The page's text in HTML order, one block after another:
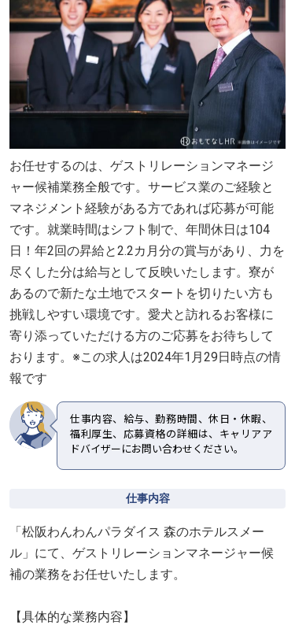
お任せするのは、ゲストリレーションマネージ
ャー候補業務全般です。サービス業のご経験と
マネジメント経験がある方であれば応募が可能
です。就業時間はシフト制で、年間休日は104
日！年2回の昇給と2.2カ月分の賞与があり、力を
尽くした分は給与として反映いたします。寮が
あるので新たな土地でスタートを切りたい方も
挑戦しやすい環境です。愛犬と訪れるお客様に
寄り添っていただける方のご応募をお待ちして
おります。※この求人は2024年1月29日時点の情
報です
仕事内容、給与、勤務時間、休日・休暇、
福利厚生、応募資格の詳細は、キャリアア
ドバイザーにお問い合わせください。
仕事内容
「松阪わんわんパラダイス 森のホテルスメー
ル」にて、ゲストリレーションマネージャー候
補の業務をお任せいたします。
【具体的な業務内容】